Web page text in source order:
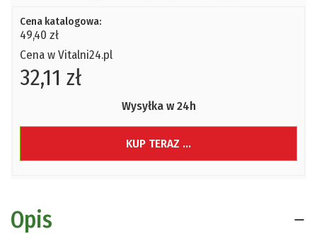
Cena katalogowa:
49,40 zł
Cena w Vitalni24.pl
32,11 zł
Wysyłka w 24h
KUP TERAZ ...
Opis